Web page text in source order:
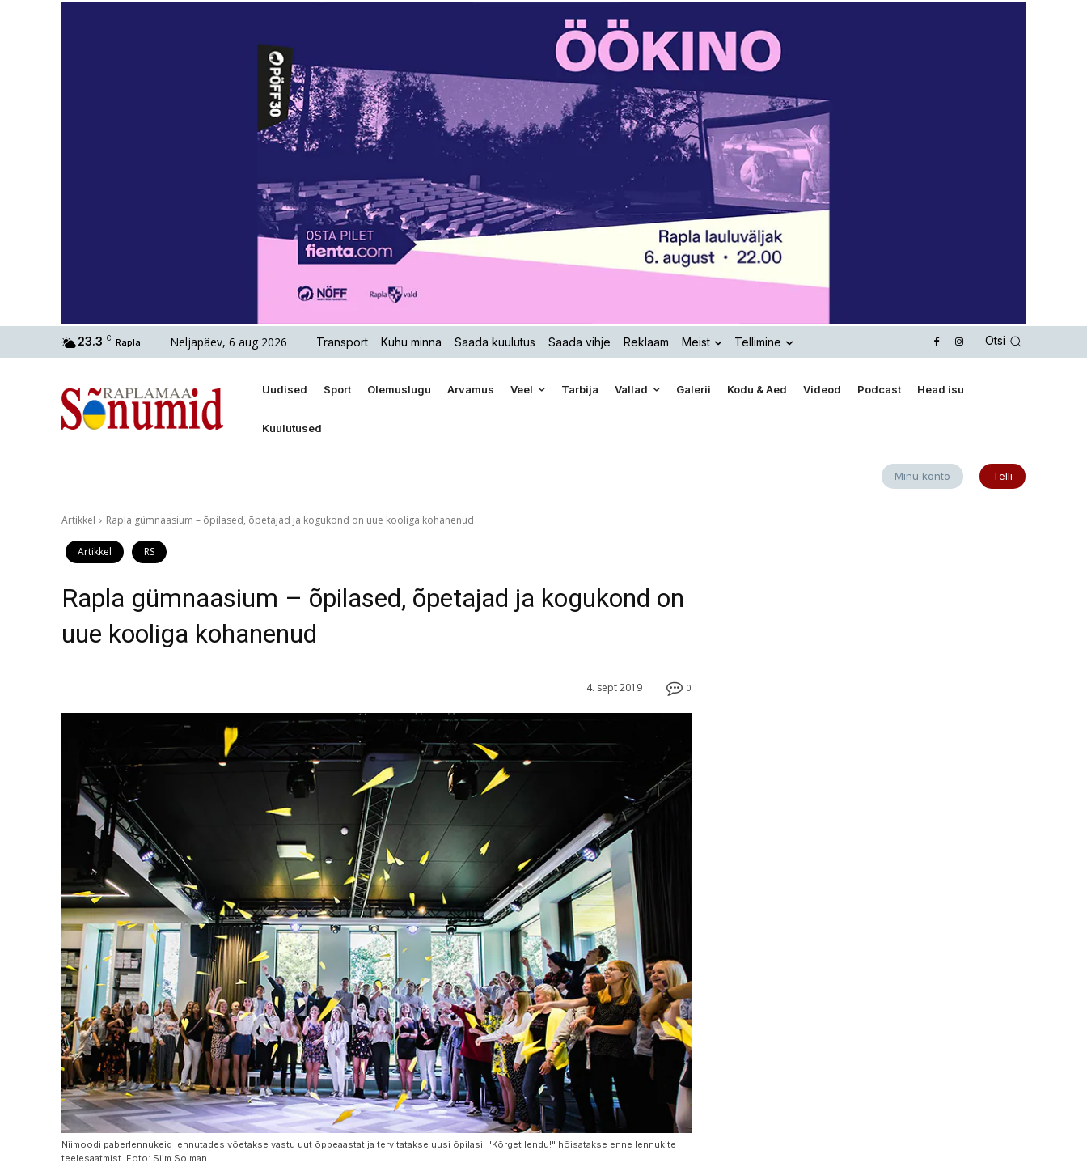
23.3 C Rapla Neljapäev, 6 aug 2026 Transport Kuhu minna Saada kuulutus Saada vihje Reklaam Meist Tellimine Otsi
Uudised Sport Olemuslugu Arvamus Veel Tarbija Vallad Galerii Kodu & Aed Videod Podcast Head isu
Kuulutused
Minu konto Telli
Artikkel Rapla gümnaasium – õpilased, õpetajad ja kogukond on uue kooliga kohanenud
Artikkel RS
Rapla gümnaasium – õpilased, õpetajad ja kogukond on
uue kooliga kohanenud
0
4. sept 2019
Niimoodi paberlennukeid lennutades võetakse vastu uut õppeaastat ja tervitatakse uusi õpilasi. "Kõrget lendu!" hõisatakse enne lennukite
teelesaatmist. Foto: Siim Solman